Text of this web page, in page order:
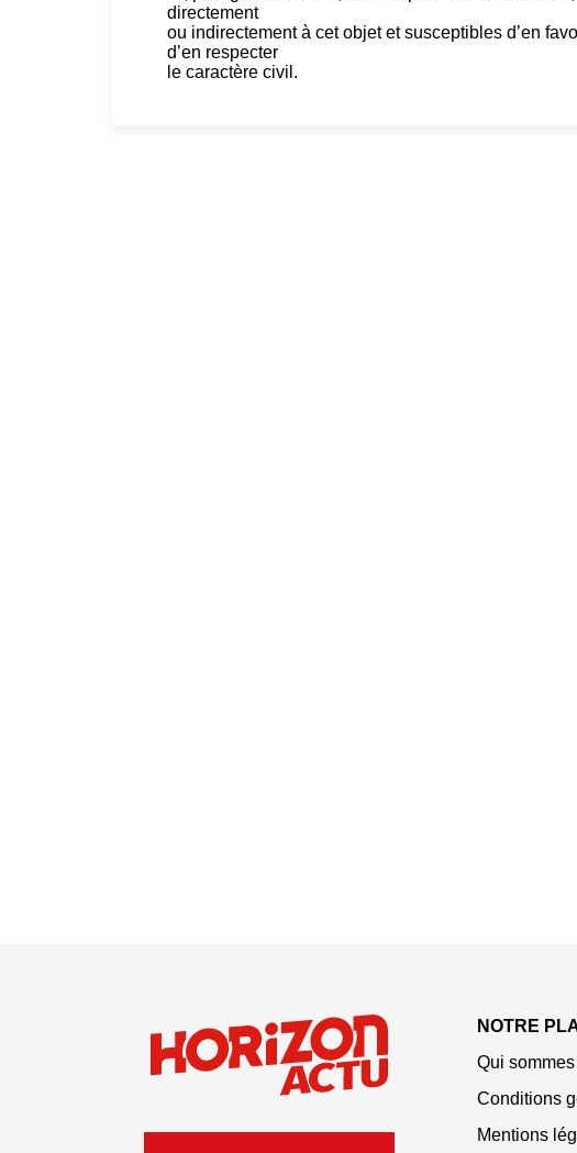
directement
ou indirectement à cet objet et susceptibles d’en
d’en respecter
le caractère civil.
NOTRE
Qui
Conditions
Mentions